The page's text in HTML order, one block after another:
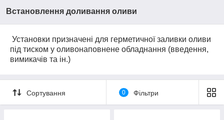
Встановлення доливання оливи
Установки призначені для герметичної заливки оливи
під тиском у оливонаповнене обладнання (введення,
вимикачів та ін.)
Сортування 0 Фільтри